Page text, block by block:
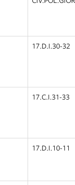
17.D.I.30-32
17.C.I.31-33
17.D.I.10-11